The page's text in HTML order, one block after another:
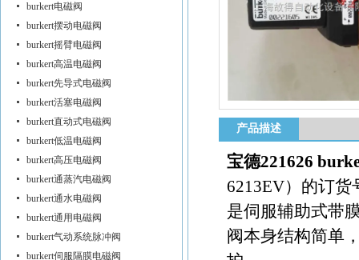
产品描述
宝德221626
6213EV）的订货
是伺服辅助式带
阀本身结构简单
burkert电磁阀
burkert摆动电磁阀
burkert摇臂电磁阀
burkert高温电磁阀
burkert先导式电磁阀
burkert活塞电磁阀
burkert直动式电磁阀
burkert低温电磁阀
burkert高压电磁阀
burkert通蒸汽电磁阀
burkert通水电磁阀
burkert通用电磁阀
burkert气动系统脉冲阀
burkert伺服隔膜电磁阀